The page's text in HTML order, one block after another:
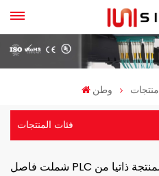
وطن منتجات
فئات المنتجات
شملت فاصل PLC المنتجة ذاتيا من Sinda الفاصل Mini PLC ،